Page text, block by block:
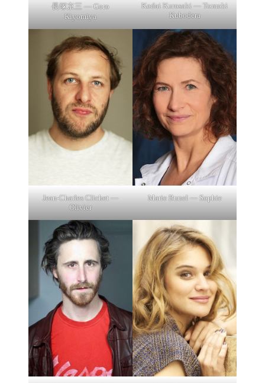
長塚京三 — Goro
Kiyomiya
Kodai Kurosaki — Tomoki
Kubodera
Jean-Charles Clichet —
Olivier
Marie Bunel — Sophie